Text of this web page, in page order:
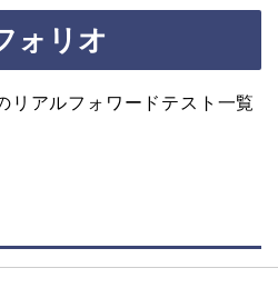
ォリオ
アルフォワードテスト一覧